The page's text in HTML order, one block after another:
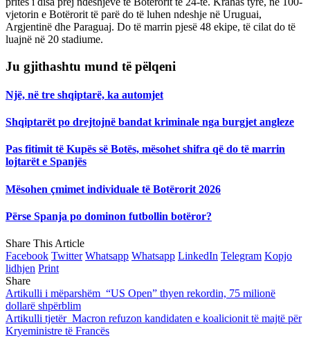
vjetorin e Botërorit të parë do të luhen ndeshje në Uruguai,
Argjentinë dhe Paraguaj. Do të marrin pjesë 48 ekipe, të cilat do të
luajnë në 20 stadiume.
Ju gjithashtu mund të pëlqeni
Një, në tre shqiptarë, ka automjet
Shqiptarët po drejtojnë bandat kriminale nga burgjet angleze
Pas fitimit të Kupës së Botës, mësohet shifra që do të marrin
lojtarët e Spanjës
Mësohen çmimet individuale të Botërorit 2026
Përse Spanja po dominon futbollin botëror?
Share This Article
Facebook Twitter Whatsapp Whatsapp LinkedIn Telegram Kopjo
lidhjen Print
Share
Artikulli i mëparshëm “US Open” thyen rekordin, 75 milionë
dollarë shpërblim
Artikulli tjetër Macron refuzon kandidaten e koalicionit të majtë për
Kryeministre të Francës